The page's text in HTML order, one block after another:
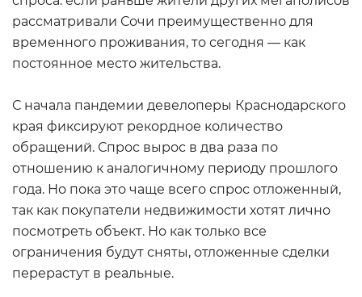
рассматривали Сочи преимущественно для
временного проживания, то сегодня — как
постоянное место жительства.
С начала пандемии девелоперы Краснодарского
края фиксируют рекордное количество
обращений. Спрос вырос в два раза по
отношению к аналогичному периоду прошлого
года. Но пока это чаще всего спрос отложенный,
так как покупатели недвижимости хотят лично
посмотреть объект. Но как только все
ограничения будут сняты, отложенные сделки
перерастут в реальные.